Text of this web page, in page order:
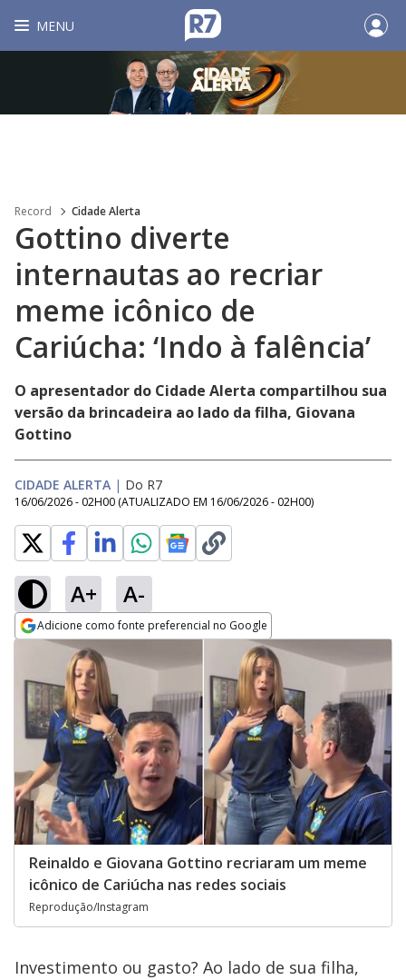
MENU
Record Cidade Alerta
Gottino diverte
internautas ao recriar
meme icônico de
Cariúcha: ‘Indo à falência’
O apresentador do Cidade Alerta compartilhou sua
versão da brincadeira ao lado da filha, Giovana
Gottino
CIDADE ALERTA | Do R7
16/06/2026 - 02H00 (ATUALIZADO EM 16/06/2026 - 02H00)
A+ A-
Adicione como fonte preferencial no Google
Opens in new window
Reinaldo e Giovana Gottino recriaram um meme
icônico de Cariúcha nas redes sociais
Reprodução/Instagram
Investimento ou gasto? Ao lado de sua filha,